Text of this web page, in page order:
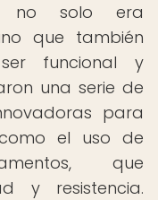
no solo era
que también
funcional y
una serie de
para
el uso de
que
y resistencia.